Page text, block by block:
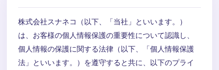
株式会社スナネコ（以下、「当社」といいます。）
は、お客様の個人情報保護の重要性について認識し、
個人情報の保護に関する法律（以下、「個人情報保護
法」といいます。）を遵守すると共に、以下のプライ